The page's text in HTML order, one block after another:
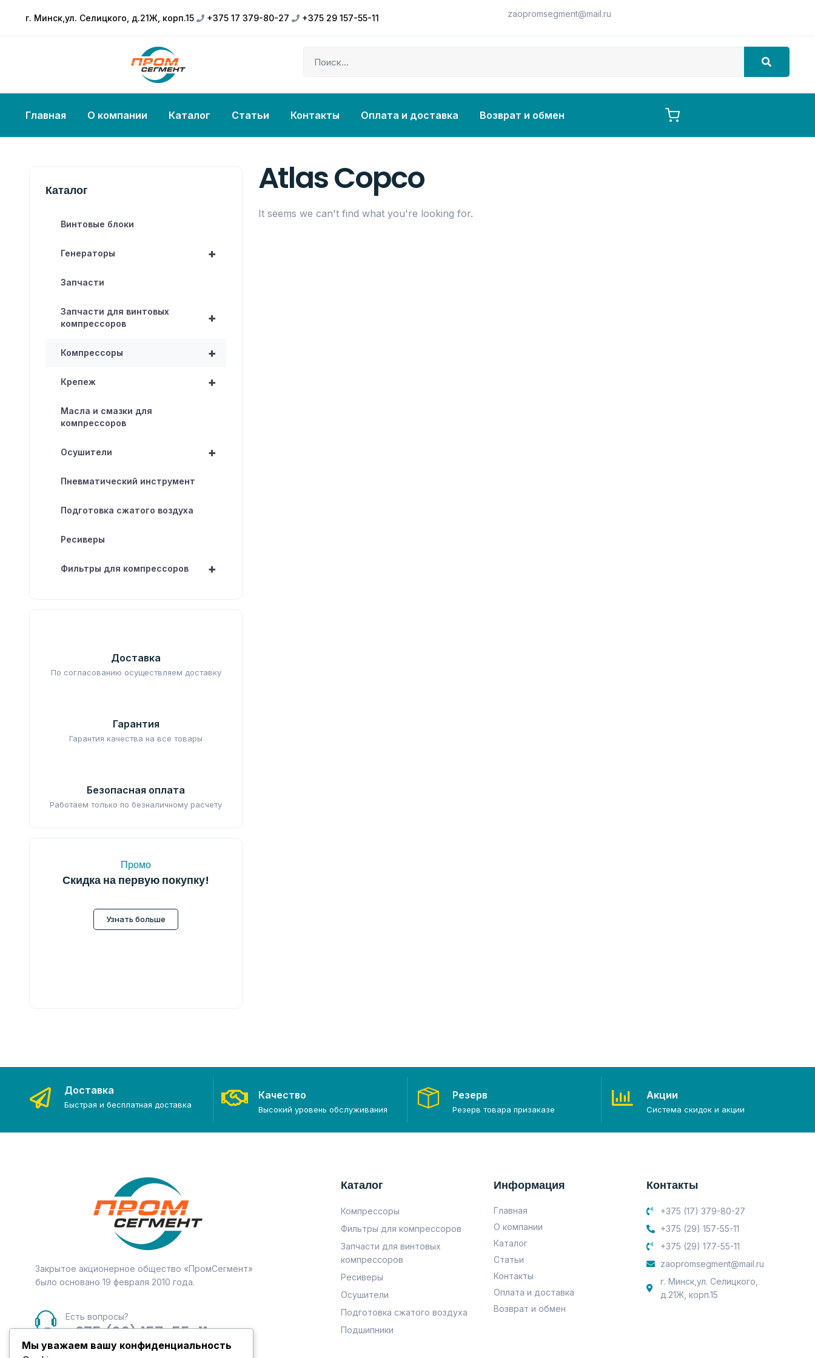
г. Минск,ул. Селицкого, д.21Ж, корп.15 +375 17 379-80-27 +375 29 157-55-11 zaopromsegment@mail.ru
Главная О компании Каталог Статьи Контакты Оплата и доставка Возврат и обмен
Каталог
Винтовые блоки
+
Генераторы
Запчасти
+
Запчасти для винтовых
компрессоров
+
Компрессоры
+
Крепеж
Масла и смазки для
компрессоров
+
Осушители
Пневматический инструмент
Подготовка сжатого воздуха
Ресиверы
+
Фильтры для компрессоров
Доставка
По согласованию осуществляем доставку
Гарантия
Гарантия качества на все товары
Безопасная оплата
Работаем только по безналичному расчету
Промо
Скидка на первую покупку!
Узнать больше
Atlas Copco
It seems we can't find what you're looking for.
Доставка
Быстрая и бесплатная доставка
Качество
Высокий уровень обслуживания
Резерв
Резерв товара призаказе
Акции
Система скидок и акции
Закрытое акционерное общество «ПромСегмент»
было основано 19 февраля 2010 года.
Есть вопросы?
+375 (29) 157-55-11
Каталог
Компрессоры
Фильтры для компрессоров
Запчасти для винтовых
компрессоров
Ресиверы
Осушители
Подготовка сжатого воздуха
Подшипники
Информация
Главная
О компании
Каталог
Статьи
Контакты
Оплата и доставка
Возврат и обмен
Контакты
+375 (17) 379-80-27
+375 (29) 157-55-11
+375 (29) 177-55-11
zaopromsegment@mail.ru
г. Минск,ул. Селицкого,
д.21Ж, корп.15
Мы уважаем вашу конфиденциальность